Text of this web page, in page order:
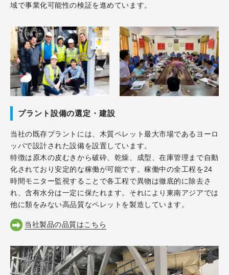
域で事業化可能性の検証を進めています。
プラント設備の選定・建設
当社の既存プラントには、木質ペレット最大市場であるヨーロ
ッパで設計された設備を設置しています。
特徴は原木の皮むきから破砕、乾燥、成型、在庫管理まで自動
化されており安定的な稼働が可能です。稼働中の全工程を24
時間モニター監視することで各工程で異物は徹底的に除去さ
れ、含有水分は一定に保たれます。それにより東南アジアでは
他に類をみない高品質なペレットを製造しています。
当社製品の品質はこちら